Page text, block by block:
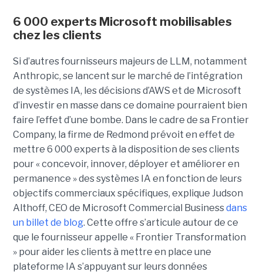
6 000 experts Microsoft mobilisables
chez les clients
Si d’autres fournisseurs majeurs de LLM, notamment
Anthropic, se lancent sur le marché de l’intégration
de systèmes IA, les décisions d’AWS et de Microsoft
d’investir en masse dans ce domaine pourraient bien
faire l’effet d’une bombe. Dans le cadre de sa Frontier
Company, la firme de Redmond prévoit en effet de
mettre 6 000 experts à la disposition de ses clients
pour « concevoir, innover, déployer et améliorer en
permanence » des systèmes IA en fonction de leurs
objectifs commerciaux spécifiques, explique Judson
Althoff, CEO de Microsoft Commercial Businessdans
un billet de blog. Cette offre s’articule autour de ce
que le fournisseur appelle « Frontier Transformation
» pour aider les clients à mettre en place une
plateforme IA s’appuyant sur leurs données